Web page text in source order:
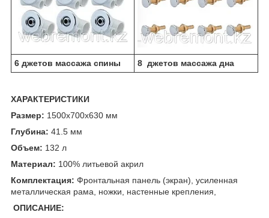
6 джетов массажа спины 8 джетов массажа дна
ХАРАКТЕРИСТИКИ
Размер: 1500x700x630 мм
Глубина: 41.5 мм
Объем: 132 л
Материал: 100% литьевой акрил
Комплектация: Фронтальная панель (экран), усиленная
металлическая рама, ножки, настенные крепления,
ОПИСАНИЕ: